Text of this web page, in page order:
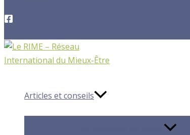
Articles et conseils